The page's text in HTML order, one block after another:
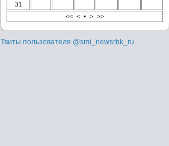
31
<< < • > >>
Твиты пользователя @smi_newsrbk_ru